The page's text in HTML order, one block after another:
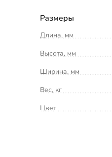
Размеры
Длина, мм
Высота, мм
Ширина, мм
Вес, кг
Цвет